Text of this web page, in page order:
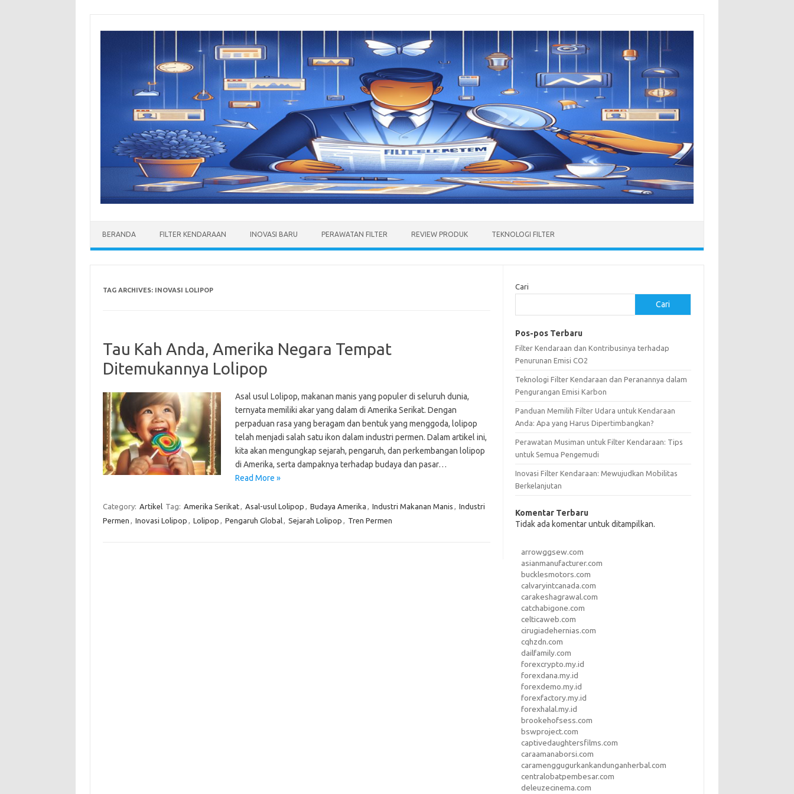
BERANDA FILTER KENDARAAN INOVASI BARU PERAWATAN FILTER REVIEW PRODUK TEKNOLOGI FILTER
TAG ARCHIVES: INOVASI LOLIPOP
Tau Kah Anda, Amerika Negara Tempat
Ditemukannya Lolipop
Asal usul Lolipop, makanan manis yang populer di seluruh dunia,
ternyata memiliki akar yang dalam di Amerika Serikat. Dengan
perpaduan rasa yang beragam dan bentuk yang menggoda, lolipop
telah menjadi salah satu ikon dalam industri permen. Dalam artikel ini,
kita akan mengungkap sejarah, pengaruh, dan perkembangan lolipop
di Amerika, serta dampaknya terhadap budaya dan pasar…
Read More »
Category: Artikel Tag: Amerika Serikat, Asal-usul Lolipop , Budaya Amerika , Industri Makanan Manis , Industri
Permen , Inovasi Lolipop , Lolipop , Pengaruh Global, Sejarah Lolipop , Tren Permen
Cari
Cari
Pos-pos Terbaru
Filter Kendaraan dan Kontribusinya terhadap
Penurunan Emisi CO2
Teknologi Filter Kendaraan dan Peranannya dalam
Pengurangan Emisi Karbon
Panduan Memilih Filter Udara untuk Kendaraan
Anda: Apa yang Harus Dipertimbangkan?
Perawatan Musiman untuk Filter Kendaraan: Tips
untuk Semua Pengemudi
Inovasi Filter Kendaraan: Mewujudkan Mobilitas
Berkelanjutan
Komentar Terbaru
Tidak ada komentar untuk ditampilkan.
arrowggsew.com
asianmanufacturer.com
bucklesmotors.com
calvaryintcanada.com
carakeshagrawal.com
catchabigone.com
celticaweb.com
cirugiadehernias.com
cqhzdn.com
dailfamily.com
forexcrypto.my.id
forexdana.my.id
forexdemo.my.id
forexfactory.my.id
forexhalal.my.id
brookehofsess.com
bswproject.com
captivedaughtersfilms.com
caraamanaborsi.com
caramenggugurkankandunganherbal.com
centralobatpembesar.com
deleuzecinema.com